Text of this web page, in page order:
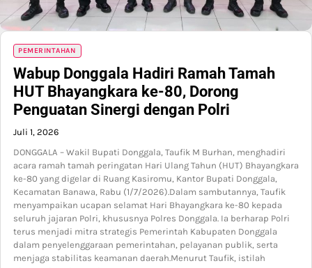
PEMERINTAHAN
Wabup Donggala Hadiri Ramah Tamah
HUT Bhayangkara ke-80, Dorong
Penguatan Sinergi dengan Polri
Juli 1, 2026
DONGGALA – Wakil Bupati Donggala, Taufik M Burhan, menghadiri
acara ramah tamah peringatan Hari Ulang Tahun (HUT) Bhayangkara
ke-80 yang digelar di Ruang Kasiromu, Kantor Bupati Donggala,
Kecamatan Banawa, Rabu (1/7/2026).Dalam sambutannya, Taufik
menyampaikan ucapan selamat Hari Bhayangkara ke-80 kepada
seluruh jajaran Polri, khususnya Polres Donggala. Ia berharap Polri
terus menjadi mitra strategis Pemerintah Kabupaten Donggala
dalam penyelenggaraan pemerintahan, pelayanan publik, serta
menjaga stabilitas keamanan daerah.Menurut Taufik, istilah